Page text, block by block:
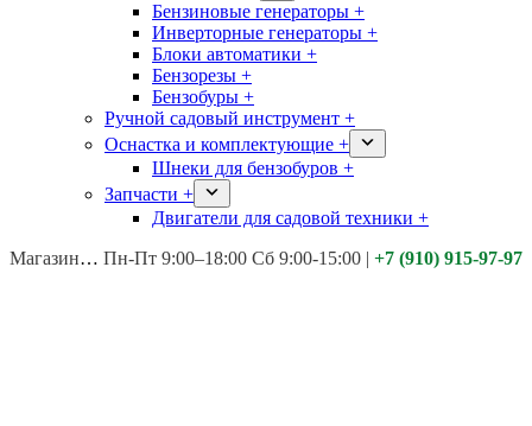
Бензиновые генераторы +
Инверторные генераторы +
Блоки автоматики +
Бензорезы +
Бензобуры +
Ручной садовый инструмент +
Оснастка и комплектующие +
Шнеки для бензобуров +
Запчасти +
Двигатели для садовой техники +
Магазины: Калуга ул. Московская д.113
Пн-Пт 9:00–18:00 Сб 9:00-15:00 | +7 (910) 915-97-97